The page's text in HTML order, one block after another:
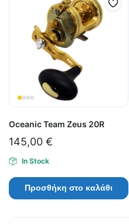
Oceanic Team Zeus 20R
145,00 €
In Stock
Προσθήκη στο καλάθι